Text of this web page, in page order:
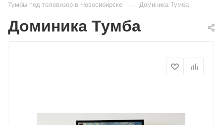
Тумбы под телевизор в Новосибирске — Доминика Тумба
Доминика Тумба